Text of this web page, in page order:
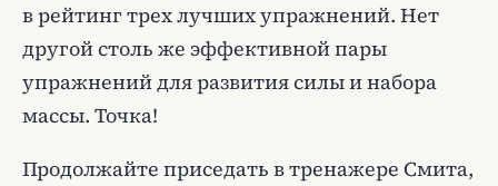
в рейтинг трех лучших упражнений. Нет
другой столь же эффективной пары
упражнений для развития силы и набора
массы. Точка!
Продолжайте приседать в тренажере Смита,